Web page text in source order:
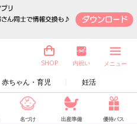
赤ちゃん・育児 妊活
SHOP 内祝い メニュー
名づけ 出産準備 優待パス